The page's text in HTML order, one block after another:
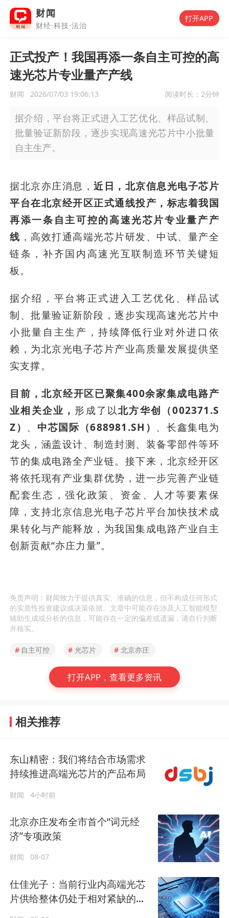
财闻
财经·科技·法治
打开APP
正式投产！我国再添一条自主可控的高
速光芯片专业量产产线
财闻 2026/07/03 19:06:13 阅读时长： 2分钟
据介绍，平台将正式进入工艺优化、样品试制、
批量验证新阶段，逐步实现高速光芯片中小批量
自主生产。
据北京亦庄消息，近日，北京信息光电子芯片
平台在北京经开区正式通线投产，标志着我国
再添一条自主可控的高速光芯片专业量产产
线 ，高效打通高端光芯片研发、中试、量产全
链条，补齐国内高速光互联制造环节关键短
板。
据介绍，平台将正式进入工艺优化、样品试
制、批量验证新阶段，逐步实现高速光芯片中
小批量自主生产，持续降低行业对外进口依
赖，为北京光电子芯片产业高质量发展提供坚
实支撑。
目前，北京经开区已聚集400余家集成电路产
业相关企业， 形成了以北方华创（002371.S
Z） 、 中芯国际（688981.SH） 、长鑫集电为
龙头，涵盖设计、制造封测、装备零部件等环
节的集成电路全产业链。接下来，北京经开区
将依托现有产业集群优势，进一步完善产业链
配套生态，强化政策、资金、人才等要素保
障，支持北京信息光电子芯片平台加快技术成
果转化与产能释放，为我国集成电路产业自主
创新贡献“亦庄力量”。
免责声明：财闻致力于提供真实、准确的信息，但不构成任何形式
的实质性投资建议或决策依据。文章中可能存在涉及人工智能模型
辅助生成或分析的信息，可能存在一定的偏差或遗漏，请自行判断
并核实。
# 自主可控 # 光芯片 # 北京亦庄
打开APP，查看更多资讯
相关推荐
东山精密：我们将结合市场需求
持续推进高端光芯片的产品布局
财闻 4小时前
北京亦庄发布全市首个“词元经
济”专项政策
财闻 08-07
仕佳光子：当前行业内高端光芯
片供给整体仍处于相对紧缺的状